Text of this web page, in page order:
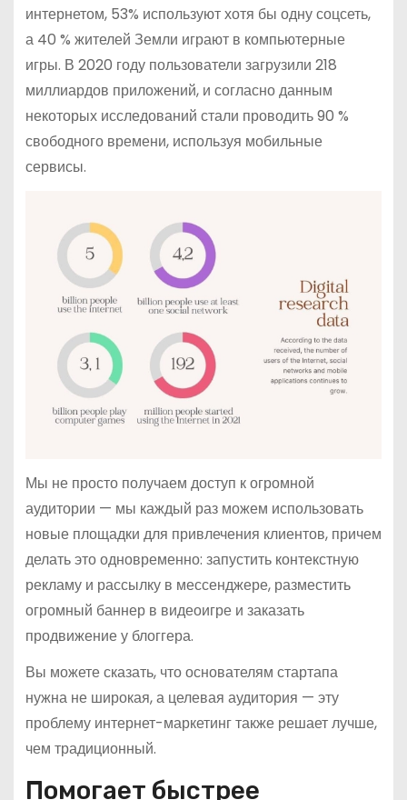
интернетом, 53% используют хотя бы одну соцсеть,
а 40 % жителей Земли играют в компьютерные
игры. В 2020 году пользователи загрузили 218
миллиардов приложений, и согласно данным
некоторых исследований стали проводить 90 %
свободного времени, используя мобильные
сервисы.
Мы не просто получаем доступ к огромной
аудитории — мы каждый раз можем использовать
новые площадки для привлечения клиентов, причем
делать это одновременно: запустить контекстную
рекламу и рассылку в мессенджере, разместить
огромный баннер в видеоигре и заказать
продвижение у блоггера.
Вы можете сказать, что основателям стартапа
нужна не широкая, а целевая аудитория — эту
проблему интернет-маркетинг также решает лучше,
чем традиционный.
Помогает быстрее